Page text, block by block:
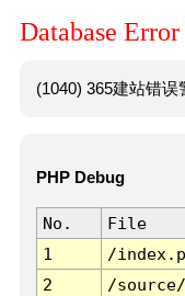
Database Error
(1040) 365建站错
PHP Debug
No. File
1
/
2
/